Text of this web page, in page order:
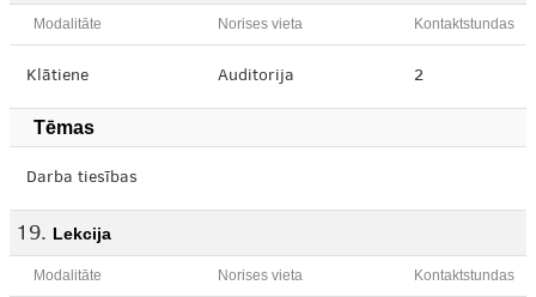
Modalitāte Norises vieta Kontaktstundas
Klātiene Auditorija 2
Tēmas
Darba tiesības
Lekcija
Modalitāte Norises vieta Kontaktstundas